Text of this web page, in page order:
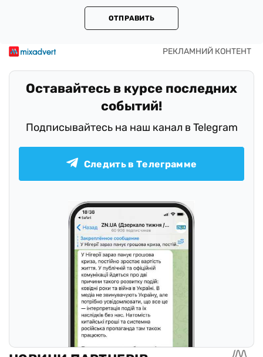
ОТПРАВИТЬ
Оставайтесь в курсе последних
событий!
Подписывайтесь на наш канал в Telegram
Следить в Телеграмме